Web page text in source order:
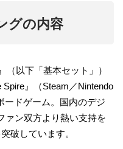
グの内容
（以下「基本セット」）
』（Steam／Nintendo
ードゲーム。国内のデジ
ァン双方より熱い支持を
破しています。